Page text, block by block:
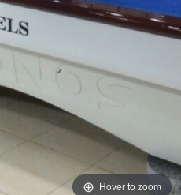
Hover to zoom